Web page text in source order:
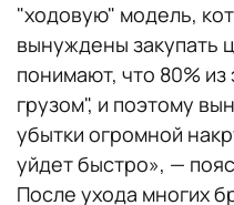
"ходовую" модель,
вынуждены закупать
понимают, что 80%
грузом", и поэтому
убытки огромной
уйдет быстро», —
После ухода многих